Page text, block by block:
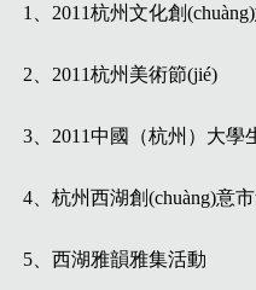
1、2011杭州文化創
2、2011杭州美術節(jié)
3、2011中國（杭州）大學
4、杭州西湖創(chuàng)意
5、西湖雅韻雅集活動